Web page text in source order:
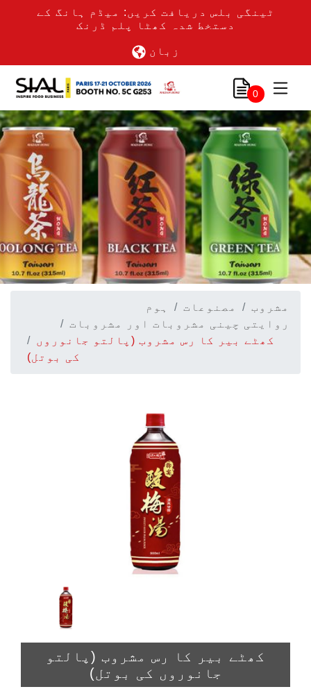
ٹینگی بلس دریافت کریں: میڈم ہانگ کے
دستخط شدہ کھٹا پلم ڈرنک
زبان
0
ہوم مصنوعات
مشروب
روایتی چینی مشروبات اور مشروبات
کھٹے بیر کا رس مشروب (پالتو جانوروں
کی بوتل)
کھٹے بیر کا رس مشروب (پالتو
جانوروں کی بوتل)